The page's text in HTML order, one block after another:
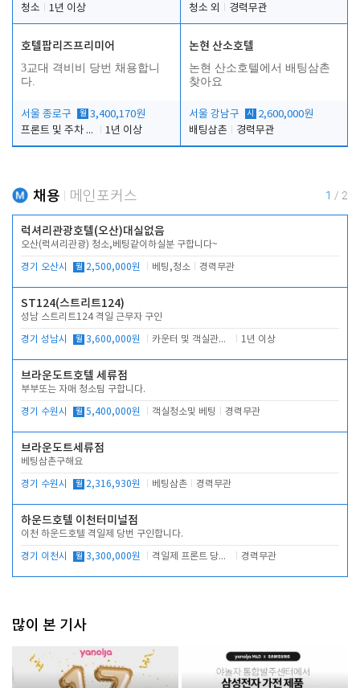
청소
1년 이상
청소 외
경력무관
호텔팝리즈프리미어
3교대 격비비 당번 채용합니
다.
서울 종로구 월 3,400,170원
프론트 및 주차 객실관리
1년 이상
논현 산소호텔
논현 산소호텔에서 배팅삼촌
찾아요
서울 강남구 시
2,600,000원
배팅삼촌
경력무관
채용 메인포커스 1 / 2
럭셔리관광호텔(오산)대실없음
오산(럭셔리관광) 청소,베팅같이하실분 구합니다~
경기 오산시 월 2,500,000원 베팅,청소 경력무관
ST124(스트리트124)
성남 스트리트124 격일 근무자 구인
경기 성남시 월 3,600,000원 카운터 및 객실관리 전반 1년 이상
브라운도트호텔 세류점
부부또는 자매 청소팀 구합니다.
경기 수원시 월 5,400,000원 객실청소및 베팅 경력무관
브라운도트세류점
베팅삼촌구해요
경기 수원시 월 2,316,930원 베팅삼촌 경력무관
하운드호텔 이천터미널점
이천 하운드호텔 격일제 당번 구인합니다.
경기 이천시 월 3,300,000원 격일제 프론트 당번 업무로 주차 및 객실 점검 경력무관
많이 본 기사